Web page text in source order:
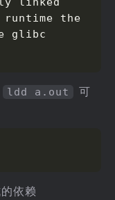
the
glibc
ldd a.out
可
依赖